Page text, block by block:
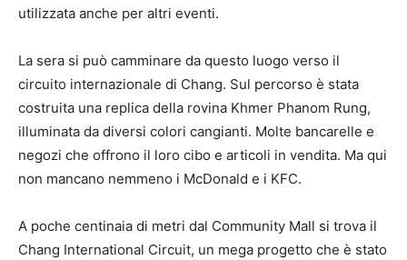
utilizzata anche per altri eventi.
La sera si può camminare da questo luogo verso il
circuito internazionale di Chang. Sul percorso è stata
costruita una replica della rovina Khmer Phanom Rung,
illuminata da diversi colori cangianti. Molte bancarelle e
negozi che offrono il loro cibo e articoli in vendita. Ma qui
non mancano nemmeno i McDonald e i KFC.
A poche centinaia di metri dal Community Mall si trova il
Chang International Circuit, un mega progetto che è stato